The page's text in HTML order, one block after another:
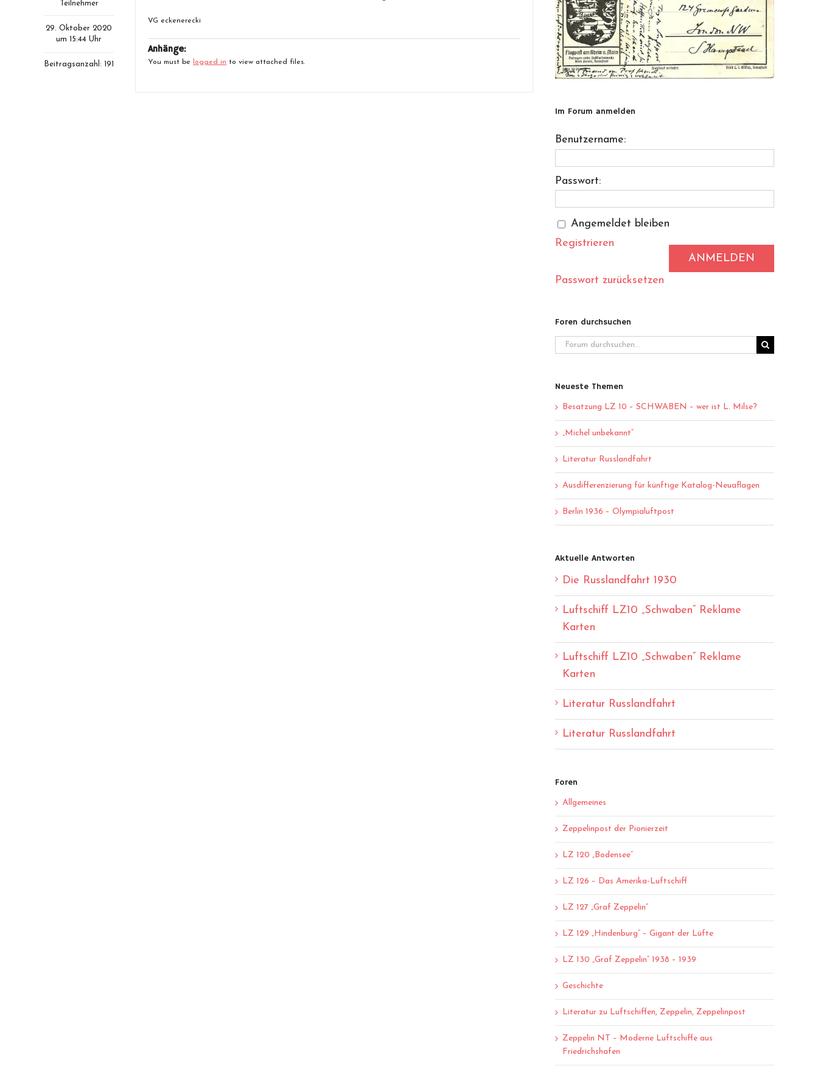
Teilnehmer
29. Oktober 2020
um 15:44 Uhr
Beitragsanzahl: 191
VG eckenerecki
Anhänge:
You must be logged in to view attached files.
Im Forum anmelden
Benutzername:
Passwort:
Angemeldet bleiben
ANMELDEN
Registrieren
Passwort zurücksetzen
Foren durchsuchen
Neueste Themen
Besatzung LZ 10 – SCHWABEN – wer ist L. Milse?
„Michel unbekannt“
Literatur Russlandfahrt
Ausdifferenzierung für künftige Katalog-Neuaflagen
Berlin 1936 – Olympialuftpost
Aktuelle Antworten
Die Russlandfahrt 1930
Luftschiff LZ10 „Schwaben“ Reklame
Karten
Luftschiff LZ10 „Schwaben“ Reklame
Karten
Literatur Russlandfahrt
Literatur Russlandfahrt
Foren
Allgemeines
Zeppelinpost der Pionierzeit
LZ 120 „Bodensee“
LZ 126 – Das Amerika-Luftschiff
LZ 127 „Graf Zeppelin“
LZ 129 „Hindenburg“ – Gigant der Lüfte
LZ 130 „Graf Zeppelin“ 1938 – 1939
Geschichte
Literatur zu Luftschiffen, Zeppelin, Zeppelinpost
Zeppelin NT – Moderne Luftschiffe aus
Friedrichshafen